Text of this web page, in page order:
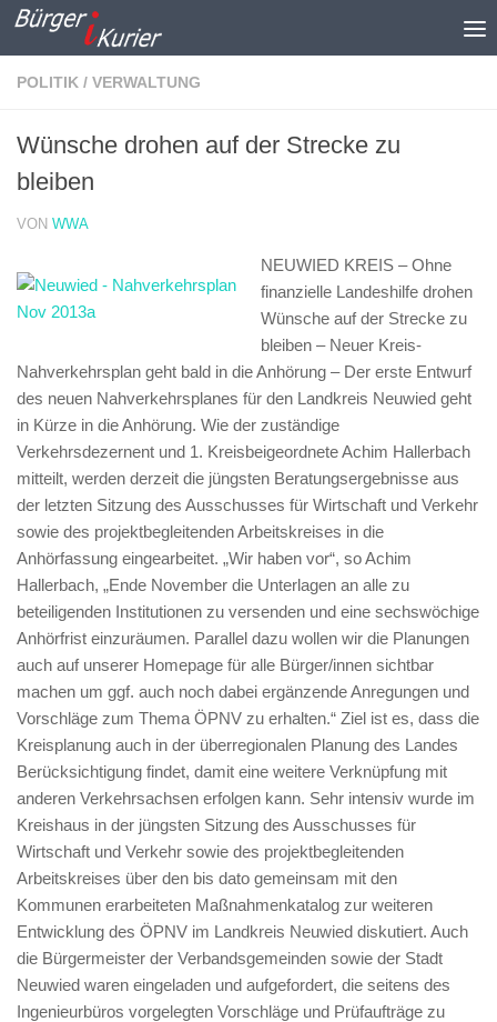
Zum Inhalt springen
POLITIK / VERWALTUNG
Wünsche drohen auf der Strecke zu
bleiben
VON WWA
NEUWIED KREIS – Ohne
finanzielle Landeshilfe drohen
Wünsche auf der Strecke zu
bleiben – Neuer Kreis-
Nahverkehrsplan geht bald in die Anhörung – Der erste Entwurf
des neuen Nahverkehrsplanes für den Landkreis Neuwied geht
in Kürze in die Anhörung. Wie der zuständige
Verkehrsdezernent und 1. Kreisbeigeordnete Achim Hallerbach
mitteilt, werden derzeit die jüngsten Beratungsergebnisse aus
der letzten Sitzung des Ausschusses für Wirtschaft und Verkehr
sowie des projektbegleitenden Arbeitskreises in die
Anhörfassung eingearbeitet. „Wir haben vor“, so Achim
Hallerbach, „Ende November die Unterlagen an alle zu
beteiligenden Institutionen zu versenden und eine sechswöchige
Anhörfrist einzuräumen. Parallel dazu wollen wir die Planungen
auch auf unserer Homepage für alle Bürger/innen sichtbar
machen um ggf. auch noch dabei ergänzende Anregungen und
Vorschläge zum Thema ÖPNV zu erhalten.“ Ziel ist es, dass die
Kreisplanung auch in der überregionalen Planung des Landes
Berücksichtigung findet, damit eine weitere Verknüpfung mit
anderen Verkehrsachsen erfolgen kann. Sehr intensiv wurde im
Kreishaus in der jüngsten Sitzung des Ausschusses für
Wirtschaft und Verkehr sowie des projektbegleitenden
Arbeitskreises über den bis dato gemeinsam mit den
Kommunen erarbeiteten Maßnahmenkatalog zur weiteren
Entwicklung des ÖPNV im Landkreis Neuwied diskutiert. Auch
die Bürgermeister der Verbandsgemeinden sowie der Stadt
Neuwied waren eingeladen und aufgefordert, die seitens des
Ingenieurbüros vorgelegten Vorschläge und Prüfaufträge zu